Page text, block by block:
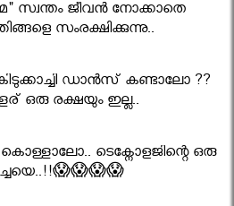
സ്വന്തം ജീവൻ നോക്കാതെ
സംരക്ഷിക്കുന്നു..
ഡാൻസ് കണ്ടാലോ ??
ഒരു രക്ഷയും ഇല്ല..
ടെക്നോളജിന്റെ ഒരു